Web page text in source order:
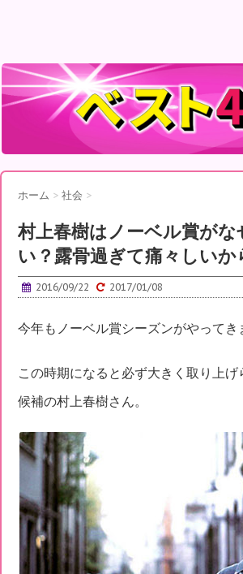
ホーム > 社会 >
村上春樹はノーベル賞がな
い？露骨過ぎて痛々しいか
2016/09/22 2017/01/08
今年もノーベル賞シーズンがやってき
この時期になると必ず大きく取り上
候補の村上春樹さん。